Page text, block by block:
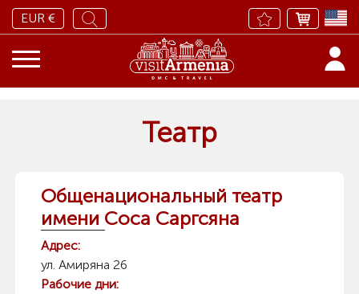
EUR €
Театр
Общенациональный театр
имени Соса Саргсяна
Адрес:
ул. Амиряна 26
Рабочие дни: